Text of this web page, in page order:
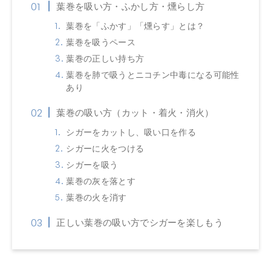
葉巻を吸い方・ふかし方・燻らし方
葉巻を「ふかす」「燻らす」とは？
葉巻を吸うペース
葉巻の正しい持ち方
葉巻を肺で吸うとニコチン中毒になる可能性
あり
葉巻の吸い方（カット・着火・消火）
シガーをカットし、吸い口を作る
シガーに火をつける
シガーを吸う
葉巻の灰を落とす
葉巻の火を消す
正しい葉巻の吸い方でシガーを楽しもう